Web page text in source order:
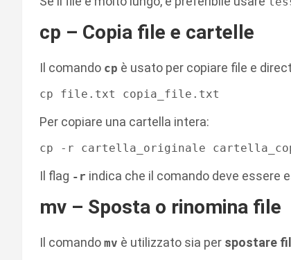
cp – Copia file e cartelle
Il comando cp è usato per copiare file e
Per copiare una cartella intera:
Il flag -r indica che il comando deve essere
mv – Sposta o rinomina file
Il comando mv è utilizzato sia per spostare